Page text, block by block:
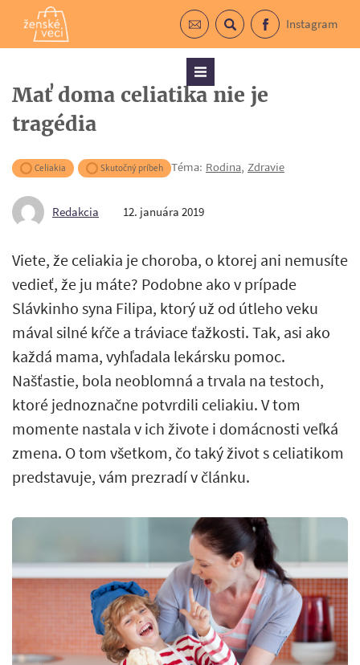
Prihlásiť sa do newslettra
Vyhľadávanie
Facebook
Instagram
Mať doma celiatika nie je
tragédia
Celiakia Skutočný príbeh Téma: Rodina, Zdravie
Redakcia 12. januára 2019
Viete, že celiakia je choroba, o ktorej ani nemusíte
vedieť, že ju máte? Podobne ako v prípade
Slávkinho syna Filipa, ktorý už od útleho veku
mával silné kŕče a tráviace ťažkosti. Tak, asi ako
každá mama, vyhľadala lekársku pomoc.
Našťastie, bola neoblomná a trvala na testoch,
ktoré jednoznačne potvrdili celiakiu. V tom
momente nastala v ich živote i domácnosti veľká
zmena. O tom všetkom, čo taký život s celiatikom
predstavuje, vám prezradí v článku.